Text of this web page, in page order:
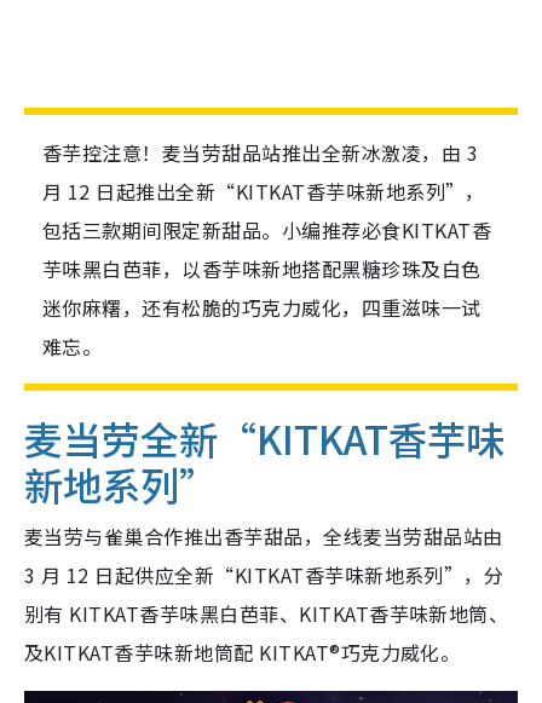
香芋控注意！麦当劳甜品站推出全新冰激凌，由 3
月 12 日起推出全新“KITKAT香芋味新地系列”，
包括三款期间限定新甜品。小编推荐必食KITKAT香
芋味黑白芭菲，以香芋味新地搭配黑糖珍珠及白色
迷你麻糬，还有松脆的巧克力威化，四重滋味一试
难忘。
麦当劳全新“KITKAT香芋味
新地系列”
麦当劳与雀巢合作推出香芋甜品，全线麦当劳甜品站由
3 月 12 日起供应全新“KITKAT香芋味新地系列”，分
别有 KITKAT香芋味黑白芭菲、KITKAT香芋味新地筒、
及KITKAT香芋味新地筒配 KITKAT®巧克力威化。